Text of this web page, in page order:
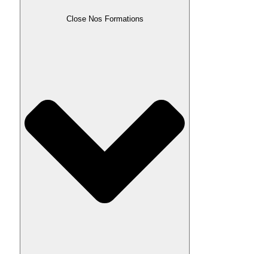
Close Nos Formations